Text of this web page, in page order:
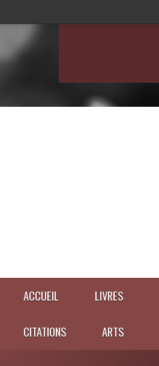
ACCUEIL LIVRES
CITATIONS ARTS